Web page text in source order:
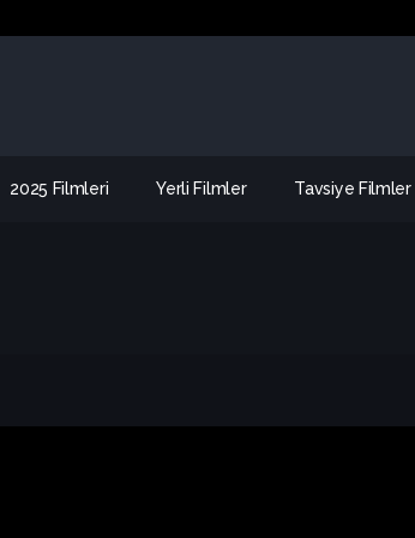
2025 Filmleri Yerli Filmler Tavsiye Filmler